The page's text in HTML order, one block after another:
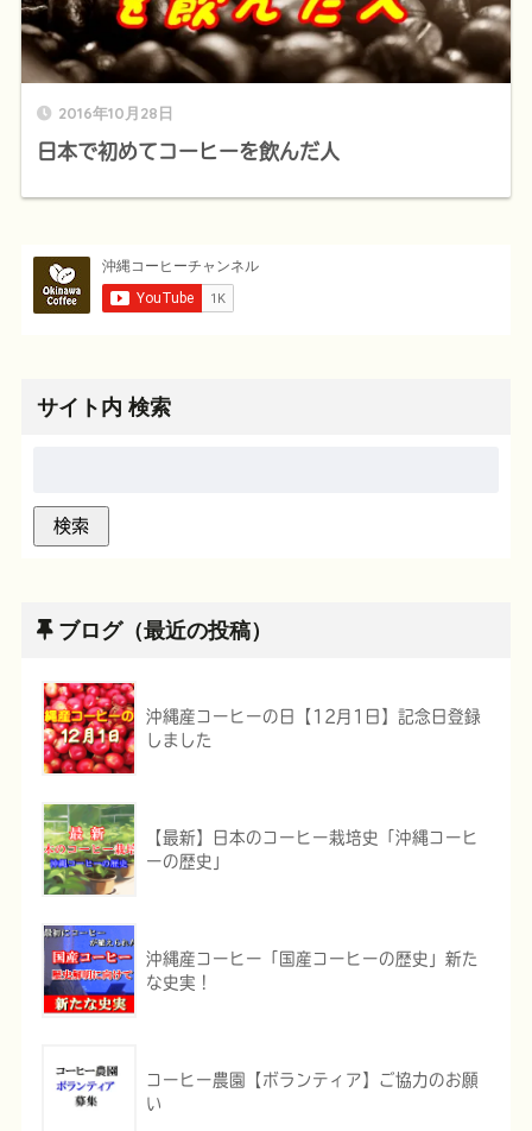
2016年10月28日
日本で初めてコーヒーを飲んだ人
サイト内 検索
ブログ（最近の投稿）
沖縄産コーヒーの日【12月1日】記念日登録
しました
【最新】日本のコーヒー栽培史「沖縄コーヒ
ーの歴史」
沖縄産コーヒー「国産コーヒーの歴史」新た
な史実！
コーヒー農園【ボランティア】ご協力のお願
い